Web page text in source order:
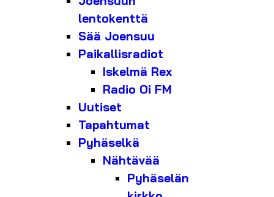
lentokenttä
Sää Joensuu
Paikallisradiot
Iskelmä Rex
Radio Oi FM
Uutiset
Tapahtumat
Pyhäselkä
Nähtävää
Pyhäselän